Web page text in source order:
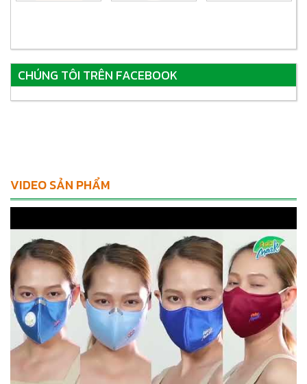
CHÚNG TÔI TRÊN FACEBOOK
VIDEO SẢN PHẨM